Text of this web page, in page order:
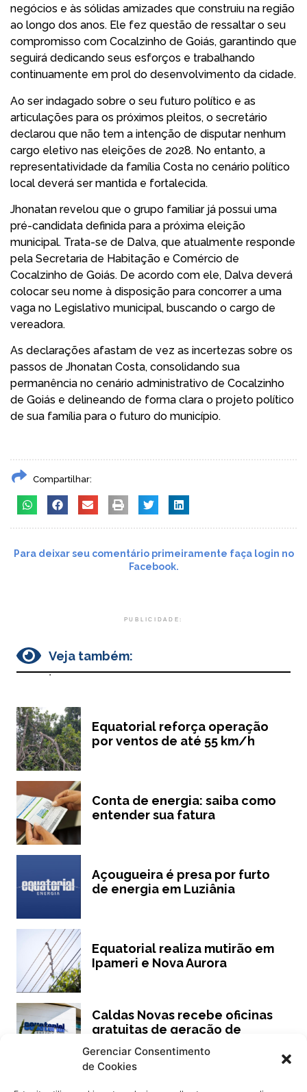
Gerenciar Consentimento
de Cookies
negócios e às sólidas amizades que construiu na região
ao longo dos anos. Ele fez questão de ressaltar o seu
compromisso com Cocalzinho de Goiás, garantindo que
seguirá dedicando seus esforços e trabalhando
continuamente em prol do desenvolvimento da cidade.
Ao ser indagado sobre o seu futuro político e as
articulações para os próximos pleitos, o secretário
declarou que não tem a intenção de disputar nenhum
cargo eletivo nas eleições de 2028. No entanto, a
representatividade da família Costa no cenário político
local deverá ser mantida e fortalecida.
Jhonatan revelou que o grupo familiar já possui uma
pré-candidata definida para a próxima eleição
municipal. Trata-se de Dalva, que atualmente responde
pela Secretaria de Habitação e Comércio de
Cocalzinho de Goiás. De acordo com ele, Dalva deverá
colocar seu nome à disposição para concorrer a uma
vaga no Legislativo municipal, buscando o cargo de
vereadora.
As declarações afastam de vez as incertezas sobre os
passos de Jhonatan Costa, consolidando sua
permanência no cenário administrativo de Cocalzinho
de Goiás e delineando de forma clara o projeto político
de sua família para o futuro do município.
Compartilhar:
Para deixar seu comentário primeiramente faça login no
Facebook.
PUBLICIDADE:
Veja também:
.
Equatorial reforça operação
por ventos de até 55 km/h
Conta de energia: saiba como
entender sua fatura
Açougueira é presa por furto
de energia em Luziânia
Equatorial realiza mutirão em
Ipameri e Nova Aurora
Caldas Novas recebe oficinas
gratuitas de geração de
renda